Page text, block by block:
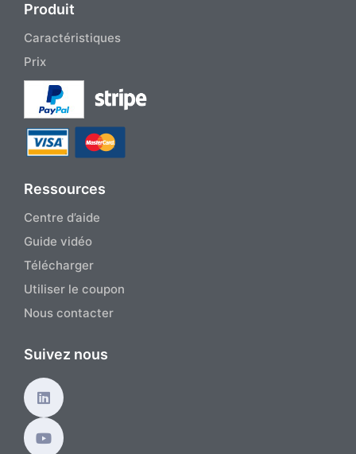
Produit
Caractéristiques
Prix
Ressources
Centre d’aide
Guide vidéo
Télécharger
Utiliser le coupon
Nous contacter
Suivez nous